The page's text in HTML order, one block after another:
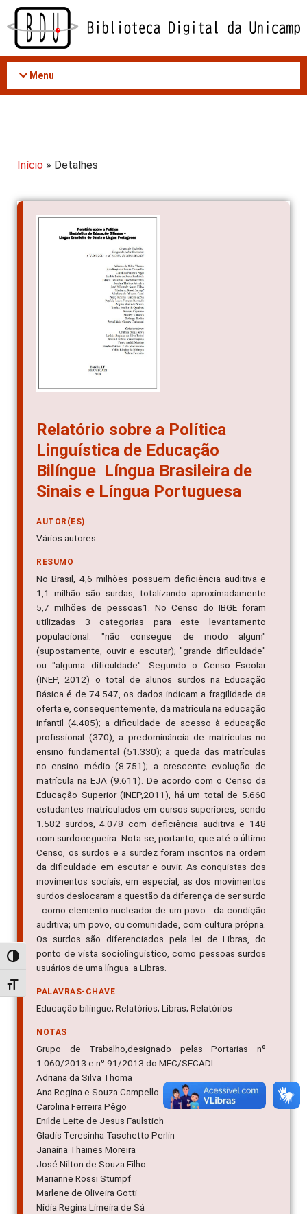
Acessar
conteúdo
Alternar alto contraste
Alternar tamanho da fonte
Menu
Início » Detalhes
Relatório sobre a Política
Linguística de Educação
Bilíngue  Língua Brasileira de
Sinais e Língua Portuguesa
AUTOR(ES)
Vários autores
RESUMO
No Brasil, 4,6 milhões possuem deficiência auditiva e
1,1 milhão são surdas, totalizando aproximadamente
5,7 milhões de pessoas1. No Censo do IBGE foram
utilizadas 3 categorias para este levantamento
populacional: "não consegue de modo algum"
(supostamente, ouvir e escutar); "grande dificuldade"
ou "alguma dificuldade". Segundo o Censo Escolar
(INEP, 2012) o total de alunos surdos na Educação
Básica é de 74.547, os dados indicam a fragilidade da
oferta e, consequentemente, da matrícula na educação
infantil (4.485); a dificuldade de acesso à educação
profissional (370), a predominância de matrículas no
ensino fundamental (51.330); a queda das matrículas
no ensino médio (8.751); a crescente evolução de
matrícula na EJA (9.611). De acordo com o Censo da
Educação Superior (INEP,2011), há um total de 5.660
estudantes matriculados em cursos superiores, sendo
1.582 surdos, 4.078 com deficiência auditiva e 148
com surdocegueira. Nota-se, portanto, que até o último
Censo, os surdos e a surdez foram inscritos na ordem
da dificuldade em escutar e ouvir. As conquistas dos
movimentos sociais, em especial, as dos movimentos
surdos deslocaram a questão da diferença de ser surdo
- como elemento nucleador de um povo - da condição
auditiva; um povo, ou comunidade, com cultura própria.
Os surdos são diferenciados pela lei de Libras, do
ponto de vista sociolinguístico, como pessoas surdos
usuários de uma língua  a Libras.
PALAVRAS-CHAVE
Educação bilíngue; Relatórios; Libras; Relatórios
NOTAS
Grupo de Trabalho,designado pelas Portarias nº
1.060/2013 e nº 91/2013 do MEC/SECADI:
Adriana da Silva Thoma
Ana Regina e Souza Campello
Carolina Ferreira Pêgo
Enilde Leite de Jesus Faulstich
Gladis Teresinha Taschetto Perlin
Janaína Thaines Moreira
José Nilton de Souza Filho
Marianne Rossi Stumpf
Marlene de Oliveira Gotti
Nídia Regina Limeira de Sá